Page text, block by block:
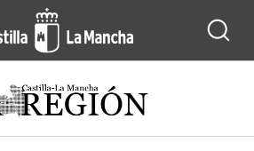
la región de Castilla-